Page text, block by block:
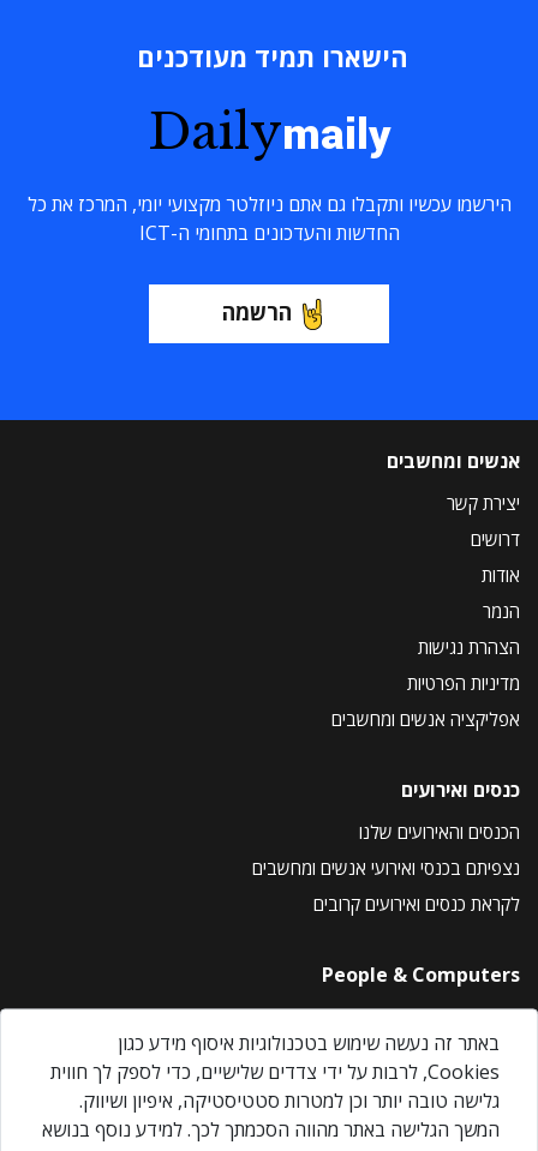
הישארו תמיד מעודכנים
Dailymaily
הירשמו עכשיו ותקבלו גם אתם ניוזלטר מקצועי יומי, המרכז את כל
החדשות והעדכונים בתחומי ה-ICT
הרשמה
אנשים ומחשבים
יצירת קשר
דרושים
אודות
הנמר
הצהרת נגישות
מדיניות הפרטיות
אפליקציה אנשים ומחשבים
כנסים ואירועים
הכנסים והאירועים שלנו
נצפיתם בכנסי ואירועי אנשים ומחשבים
לקראת כנסים ואירועים קרובים
People & Computers
About Us
Privacy Policy
Contact Us
Our Events
באתר זה נעשה שימוש בטכנולוגיות איסוף מידע כגון
Cookies, לרבות על ידי צדדים שלישיים, כדי לספק לך חווית
גלישה טובה יותר וכן למטרות סטטיסטיקה, איפיון ושיווק.
המשך הגלישה באתר מהווה הסכמתך לכך. למידע נוסף בנושא